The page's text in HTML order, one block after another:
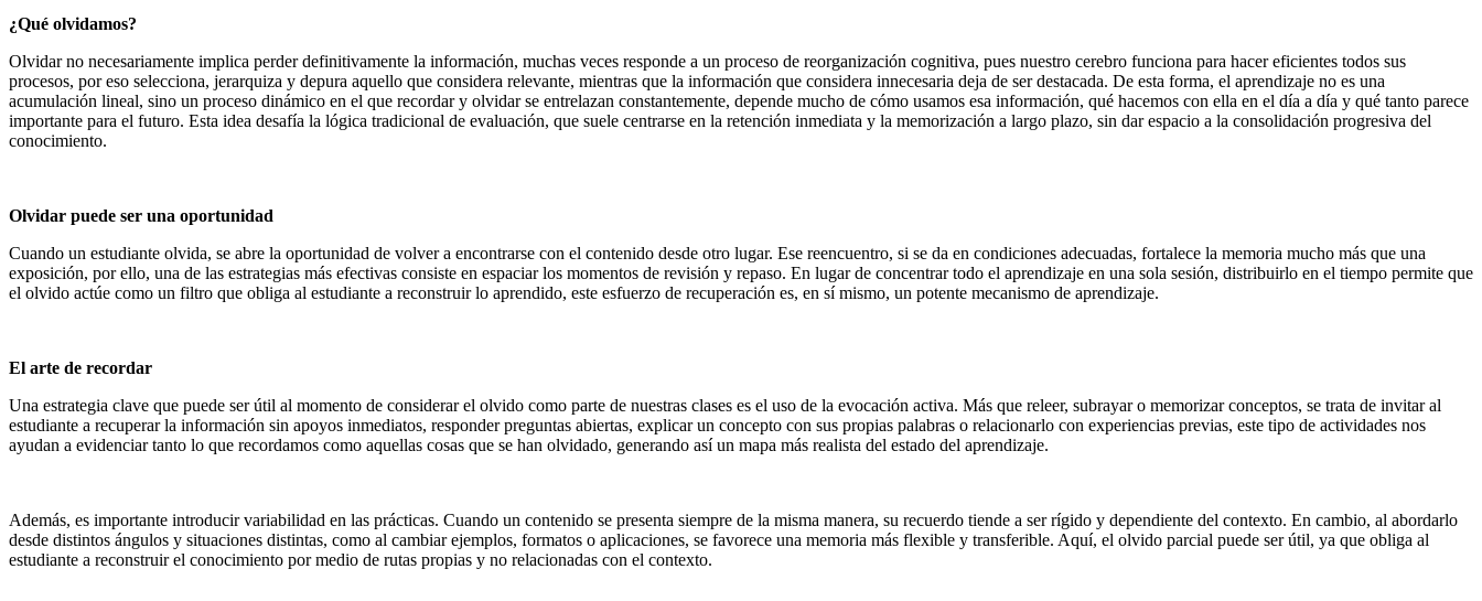
¿Qué olvidamos?
Olvidar no necesariamente implica perder definitivamente la información, muchas veces responde a un proceso de reorganización cognitiva, pues nuestro cerebro funciona para hacer eficientes todos sus
procesos, por eso selecciona, jerarquiza y depura aquello que considera relevante, mientras que la información que considera innecesaria deja de ser destacada. De esta forma, el aprendizaje no es una
acumulación lineal, sino un proceso dinámico en el que recordar y olvidar se entrelazan constantemente, depende mucho de cómo usamos esa información, qué hacemos con ella en el día a día y qué tanto parece
importante para el futuro. Esta idea desafía la lógica tradicional de evaluación, que suele centrarse en la retención inmediata y la memorización a largo plazo, sin dar espacio a la consolidación progresiva del
conocimiento.
Olvidar puede ser una oportunidad
Cuando un estudiante olvida, se abre la oportunidad de volver a encontrarse con el contenido desde otro lugar. Ese reencuentro, si se da en condiciones adecuadas, fortalece la memoria mucho más que una
exposición, por ello, una de las estrategias más efectivas consiste en espaciar los momentos de revisión y repaso. En lugar de concentrar todo el aprendizaje en una sola sesión, distribuirlo en el tiempo permite que
el olvido actúe como un filtro que obliga al estudiante a reconstruir lo aprendido, este esfuerzo de recuperación es, en sí mismo, un potente mecanismo de aprendizaje.
El arte de recordar
Una estrategia clave que puede ser útil al momento de considerar el olvido como parte de nuestras clases es el uso de la evocación activa. Más que releer, subrayar o memorizar conceptos, se trata de invitar al
estudiante a recuperar la información sin apoyos inmediatos, responder preguntas abiertas, explicar un concepto con sus propias palabras o relacionarlo con experiencias previas, este tipo de actividades nos
ayudan a evidenciar tanto lo que recordamos como aquellas cosas que se han olvidado, generando así un mapa más realista del estado del aprendizaje.
Además, es importante introducir variabilidad en las prácticas. Cuando un contenido se presenta siempre de la misma manera, su recuerdo tiende a ser rígido y dependiente del contexto. En cambio, al abordarlo
desde distintos ángulos y situaciones distintas, como al cambiar ejemplos, formatos o aplicaciones, se favorece una memoria más flexible y transferible. Aquí, el olvido parcial puede ser útil, ya que obliga al
estudiante a reconstruir el conocimiento por medio de rutas propias y no relacionadas con el contexto.